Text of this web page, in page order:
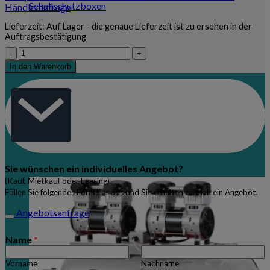
Schallschutzboxen
Händleranfrage
Lieferzeit: Auf Lager - die genaue Lieferzeit ist zu ersehen in der
Auftragsbestätigung
Schraubenkompressor
mit
Rippenbandriemenantrieb
(Bodeninstallation)
Aircraft
A-
PLUS
15
Menge
In den Warenkorb
Sie wünschen ein individuelles Angebot?
(Kauf, Mietkauf oder Leasing)
Füllen Sie folgendes Formular aus und Sie erhalten zeitnah ein Angebot.
Angebotsanfrage
Name *
Vorname Nachname